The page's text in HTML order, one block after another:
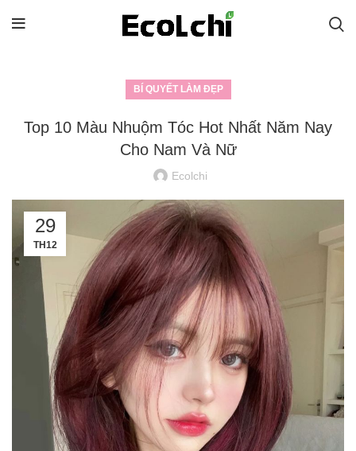
BÍ QUYẾT LÀM ĐẸP
Top 10 Màu Nhuộm Tóc Hot Nhất Năm Nay
Cho Nam Và Nữ
Ecolchi
29
TH12